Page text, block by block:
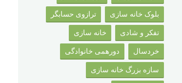
بلوک خانه سازی ترازوی حسابگر
تفکر و شادی خانه سازی
خردسال دورهمی خانوادگی
سازه بزرگ خانه سازی